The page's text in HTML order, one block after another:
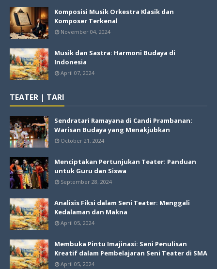
Komposisi Musik Orkestra Klasik dan
Komposer Terkenal
November 04, 2024
Musik dan Sastra: Harmoni Budaya di
Indonesia
April 07, 2024
TEATER | TARI
Sendratari Ramayana di Candi Prambanan:
Warisan Budaya yang Menakjubkan
October 21, 2024
Menciptakan Pertunjukan Teater: Panduan
untuk Guru dan Siswa
September 28, 2024
Analisis Fiksi dalam Seni Teater: Menggali
Kedalaman dan Makna
April 05, 2024
Membuka Pintu Imajinasi: Seni Penulisan
Kreatif dalam Pembelajaran Seni Teater di SMA
April 05, 2024